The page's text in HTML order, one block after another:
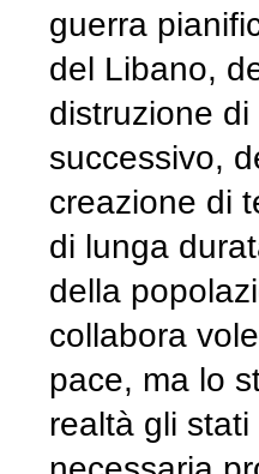
guerra
del Libano,
distruzione
successivo,
creazione di
di lunga
della
collabora
pace, ma lo
realtà gli